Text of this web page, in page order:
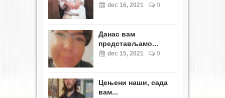
dec 16, 2021 0
Данас вам
представљамо...
dec 15, 2021 0
Цењени наши, сада
вам...